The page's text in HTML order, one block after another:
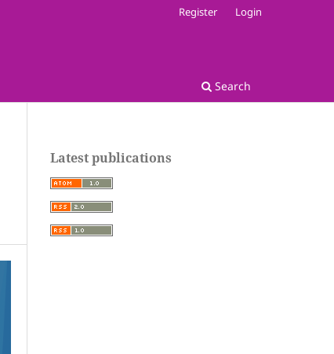
Search
Register Login
Latest publications